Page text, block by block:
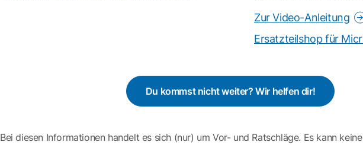
Zur Video-Anleitung
Ersatzteilshop für
Du kommst nicht weiter? Wir helfen dir!
Bei diesen Informationen handelt es sich (nur) um Vor- und Ratschläge. Es kann